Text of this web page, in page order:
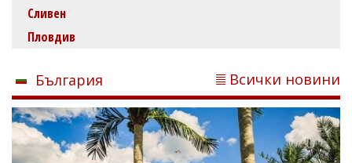
Сливен
Пловдив
България Всички новини